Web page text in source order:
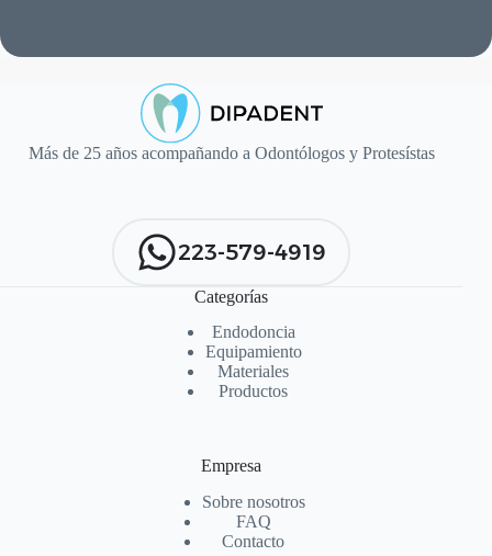
Más de 25 años acompañando a Odontólogos y Protesístas
223-579-4919
Categorías
Endodoncia
Equipamiento
Materiales
Productos
Empresa
Sobre nosotros
FAQ
Contacto